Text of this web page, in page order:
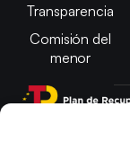
Transparencia
Comisión del
menor